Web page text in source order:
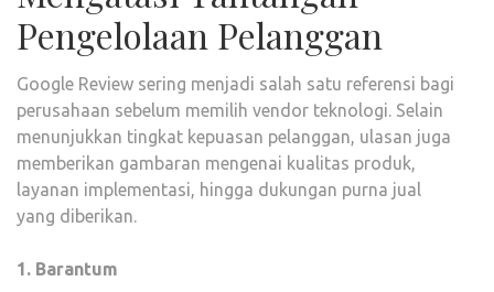
Pengelolaan Pelanggan
Google Review sering menjadi salah satu referensi bagi
perusahaan sebelum memilih vendor teknologi. Selain
menunjukkan tingkat kepuasan pelanggan, ulasan juga
memberikan gambaran mengenai kualitas produk,
layanan implementasi, hingga dukungan purna jual
yang diberikan.
1. Barantum